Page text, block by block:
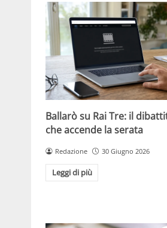
Ballarò su Rai Tre: il
che accende la serata
Redazione 30 Giugno 2026
Leggi di più